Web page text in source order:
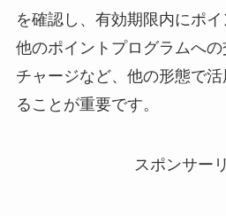
を確認し、有効期限内にポイ
他のポイントプログラムへ
チャージなど、他の形態で
ることが重要です。
スポンサー